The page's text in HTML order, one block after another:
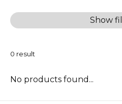
Show
0 result
No products found...